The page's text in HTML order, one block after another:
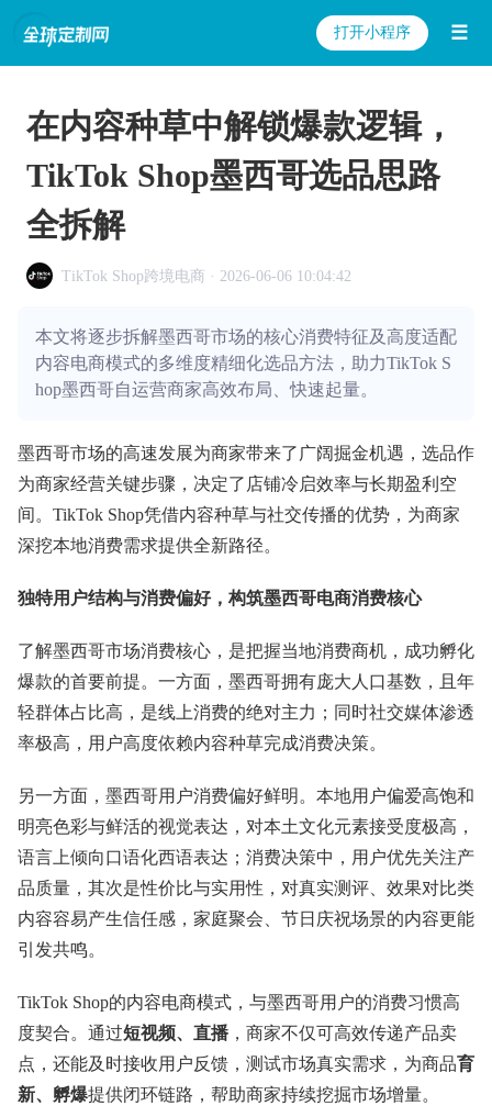
打开小程序 ☰
在内容种草中解锁爆款逻辑，
TikTok Shop墨西哥选品思路
全拆解
TikTok Shop跨境电商 · 2026-06-06 10:04:42
本文将逐步拆解墨西哥市场的核心消费特征及高度适配
内容电商模式的多维度精细化选品方法，助力TikTok S
hop墨西哥自运营商家高效布局、快速起量。
墨西哥市场的高速发展为商家带来了广阔掘金机遇，选品作
为商家经营关键步骤，决定了店铺冷启效率与长期盈利空
间。TikTok Shop凭借内容种草与社交传播的优势，为商家
深挖本地消费需求提供全新路径。
独特用户结构与消费偏好，构筑墨西哥电商消费核心
了解墨西哥市场消费核心，是把握当地消费商机，成功孵化
爆款的首要前提。一方面，墨西哥拥有庞大人口基数，且年
轻群体占比高，是线上消费的绝对主力；同时社交媒体渗透
率极高，用户高度依赖内容种草完成消费决策。
另一方面，墨西哥用户消费偏好鲜明。本地用户偏爱高饱和
明亮色彩与鲜活的视觉表达，对本土文化元素接受度极高，
语言上倾向口语化西语表达；消费决策中，用户优先关注产
品质量，其次是性价比与实用性，对真实测评、效果对比类
内容容易产生信任感，家庭聚会、节日庆祝场景的内容更能
引发共鸣。
TikTok Shop的内容电商模式，与墨西哥用户的消费习惯高
度契合。通过短视频、直播 ，商家不仅可高效传递产品卖
点，还能及时接收用户反馈，测试市场真实需求，为商品育
新、孵爆提供闭环链路，帮助商家持续挖掘市场增量。